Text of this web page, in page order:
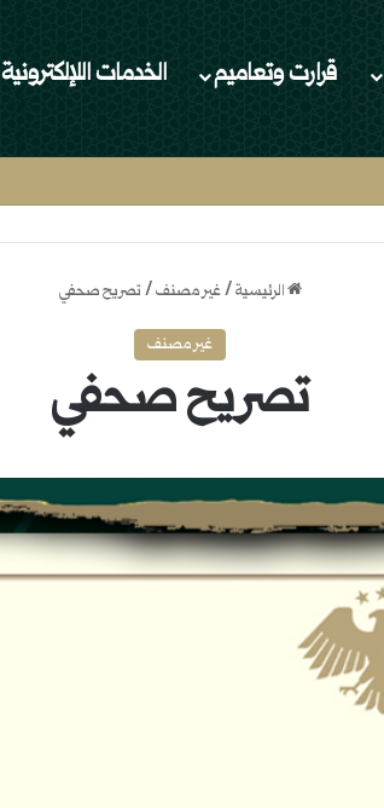
قرارت وتعاميم الخدمات اللإلكترونية
الرئيسية/غير مصنف/تصريح صحفي
غير مصنف
تصريح صحفي